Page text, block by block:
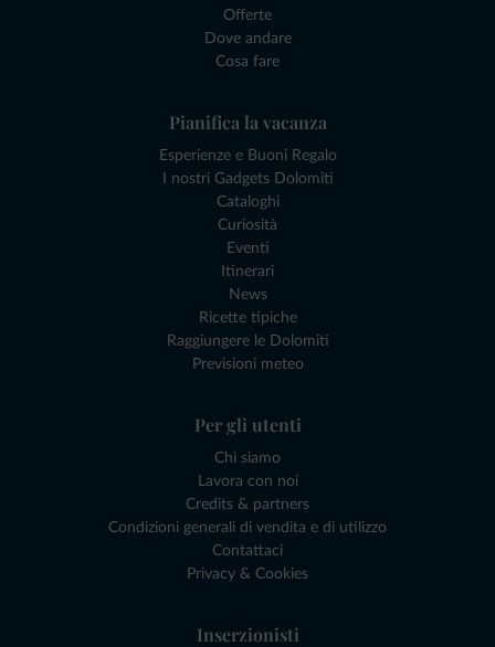
Offerte
Dove andare
Cosa fare
Pianifica la vacanza
Esperienze e Buoni Regalo
I nostri Gadgets Dolomiti
Cataloghi
Curiosità
Eventi
Itinerari
News
Ricette tipiche
Raggiungere le Dolomiti
Previsioni meteo
Per gli utenti
Chi siamo
Lavora con noi
Credits & partners
Condizioni generali di vendita e di utilizzo
Contattaci
Privacy & Cookies
Inserzionisti